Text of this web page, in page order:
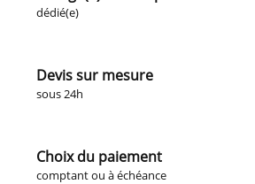
dédié(e)
Devis sur mesure
sous 24h
Choix du paiement
comptant ou à échéance